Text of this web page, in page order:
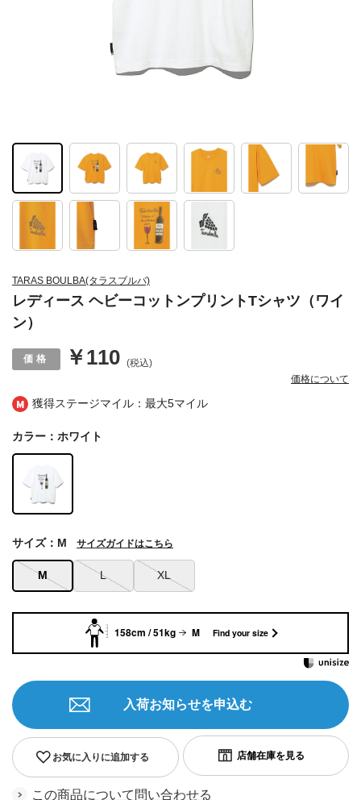
獲得ステージマイル：最大5マイル
TARAS BOULBA(タラスブルバ)
レディース ヘビーコットンプリントTシャツ（ワイ
ン）
￥110 (税込)
価格について
カラー：ホワイト
M L XL
サイズ：M サイズガイドはこちら
お気に入りに追加する
入荷お知らせを申込む
この商品について問い合わせる
158cm / 51kg M Find your size